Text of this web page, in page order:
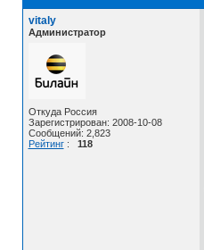
vitaly
Администратор
Откуда Россия
Зарегистрирован: 2008-10-08
Сообщений: 2,823
Рейтинг: 118